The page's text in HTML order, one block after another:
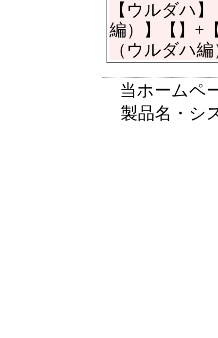
【ウルダハ
編）】【】+
（ウルダハ
当ホームペ
製品名・シ